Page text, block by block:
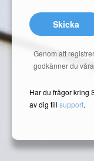
Skicka
Genom att
godkänner du våra
Har du frågor kring
av dig till support.